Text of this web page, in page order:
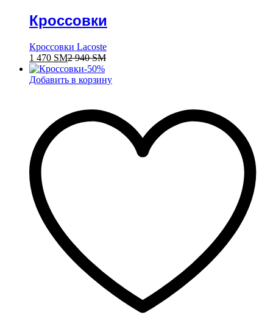
Кроссовки
Кроссовки Lacoste
1 470 ЅМ2 940ЅМ
-50%
Добавить в корзину